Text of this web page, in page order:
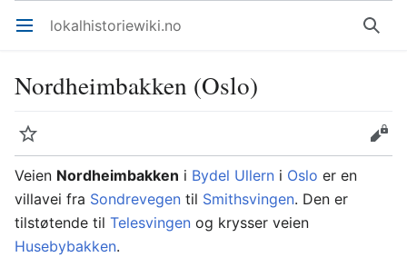
Åpne hovedmenyen lokalhistoriewiki.no Søk
Nordheimbakken (Oslo)
Overvåk
Rediger
Veien Nordheimbakken i Bydel Ullern i Oslo er en
villavei fra Sondrevegen til Smithsvingen. Den er
tilstøtende til Telesvingen og krysser veien
Husebybakken.